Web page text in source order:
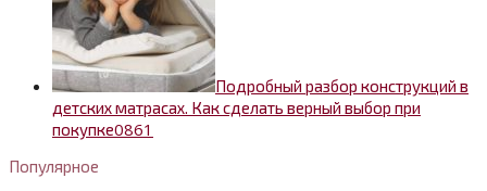
Подробный разбор конструкций в
детских матрасах. Как сделать верный выбор при
покупке0861
Популярное